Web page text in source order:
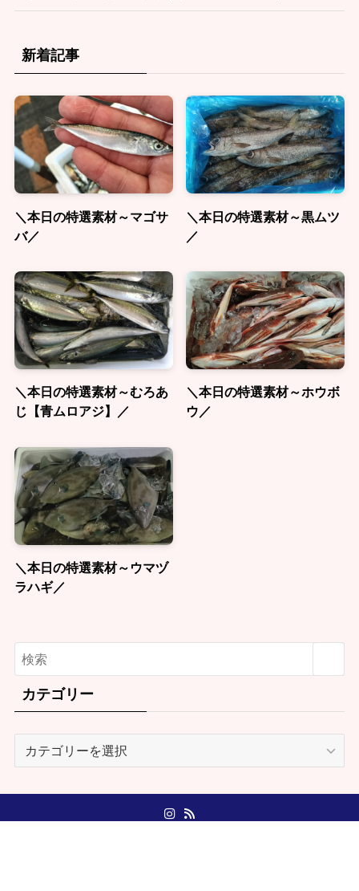
新着記事
＼本日の特選素材～マゴサ
バ／
＼本日の特選素材～黒ムツ
／
＼本日の特選素材～むろあ
じ【青ムロアジ】／
＼本日の特選素材～ホウボ
ウ／
＼本日の特選素材～ウマヅ
ラハギ／
カテゴリー
ー